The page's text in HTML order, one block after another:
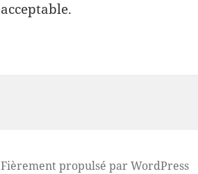
acceptable.
Fièrement propulsé par WordPress